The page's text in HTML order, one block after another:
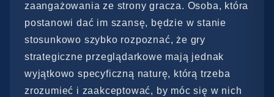
zaangażowania ze strony gracza. Osoba, która
postanowi dać im szansę, będzie w stanie
stosunkowo szybko rozpoznać, że gry
strategiczne przeglądarkowe mają jednak
wyjątkowo specyficzną naturę, którą trzeba
zrozumieć i zaakceptować, by móc się w nich